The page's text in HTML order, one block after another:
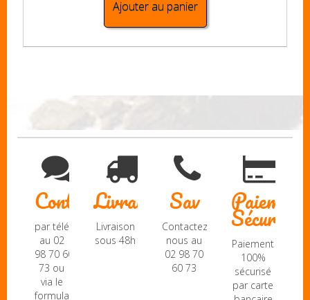
Ajouter au panier
Contact
par téléphone
au 02
98 70 60
73 ou
via le
formulaire
Livraison
Livraison
sous 48h
Sav
Contactez-
nous au
02 98 70
60 73
Paiement
Sécurisé
Paiement
100%
sécurisé
par carte